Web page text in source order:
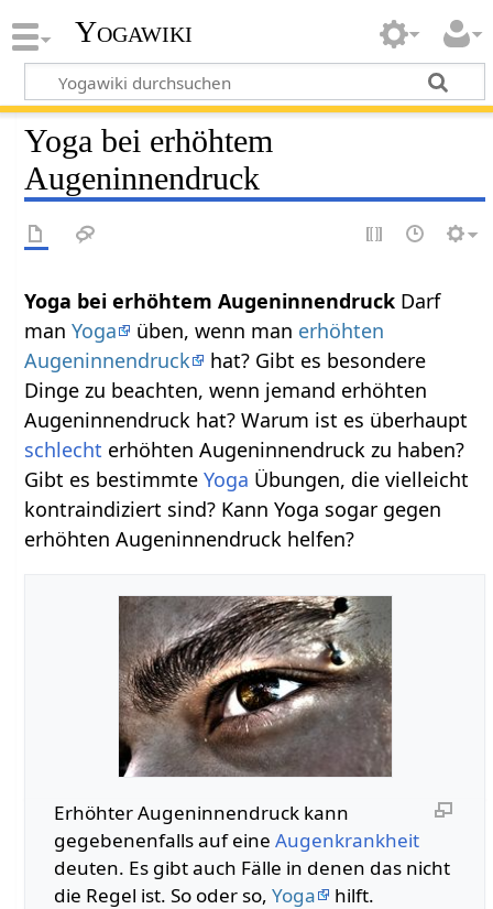
Yogawiki
Yoga bei erhöhtem
Augeninnendruck
Yoga bei erhöhtem Augeninnendruck Darf
manYoga üben, wenn man erhöhten
Augeninnendruck
hat? Gibt es besondere
Dinge zu beachten, wenn jemand erhöhten
Augeninnendruck hat? Warum ist es überhaupt
schlecht erhöhten Augeninnendruck zu haben?
Gibt es bestimmteYoga Übungen, die vielleicht
kontraindiziert sind? Kann Yoga sogar gegen
erhöhten Augeninnendruck helfen?
Erhöhter Augeninnendruck kann
gegebenenfalls auf eine Augenkrankheit
deuten. Es gibt auch Fälle in denen das nicht
die Regel ist. So oder so, Yoga hilft.